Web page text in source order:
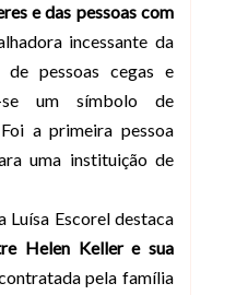
e das pessoas com
incessante da
de pessoas cegas e
se um símbolo de
a primeira pessoa
uma instituição de
Luísa Escorel destaca
Helen Keller e sua
pela família